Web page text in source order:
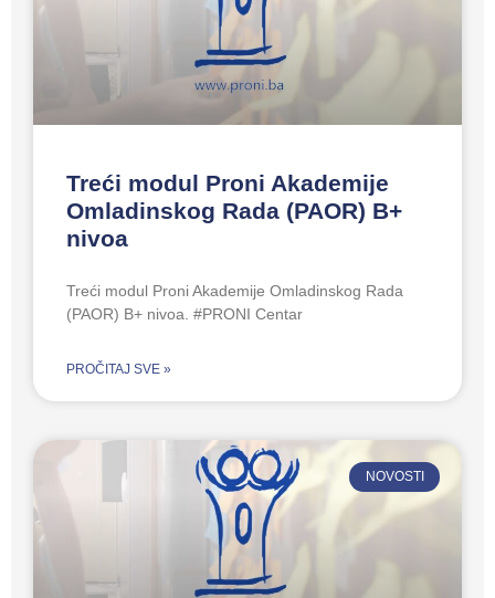
Treći modul Proni Akademije
Omladinskog Rada (PAOR) B+
nivoa
Treći modul Proni Akademije Omladinskog Rada
(PAOR) B+ nivoa. #PRONI Centar
PROČITAJ SVE »
NOVOSTI